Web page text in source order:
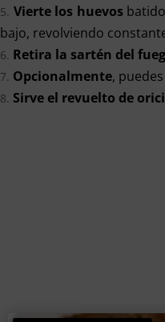
Vierte los huevos
bajo, revolviendo
Retira la sartén del
Opcionalmente,
Sirve el revuelto de